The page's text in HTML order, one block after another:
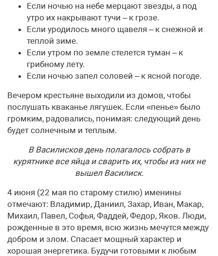
Если ночью на небе мерцают звезды, а под
утро их накрывают тучи – к грозе.
Если уродилось много щавеля – к снежной и
теплой зиме.
Если утром по земле стелется туман – к
грибному лету.
Если ночью запел соловей – к ясной погоде.
Вечером крестьяне выходили из домов, чтобы
послушать кваканье лягушек. Если «пенье» было
громким, радовались, понимая: следующий день
будет солнечным и теплым.
В Василисков день полагалось собрать в
курятнике все яйца и сварить их, чтобы из них не
вышел Василиск.
4 июня (22 мая по старому стилю) именины
отмечают: Владимир, Даниил, Захар, Иван, Макар,
Михаил, Павел, Софья, Фаддей, Федор, Яков. Люди,
рожденные в это время, всю жизнь мечутся между
добром и злом. Спасает мощный характер и
хорошая энергетика. Будучи готовыми к любым